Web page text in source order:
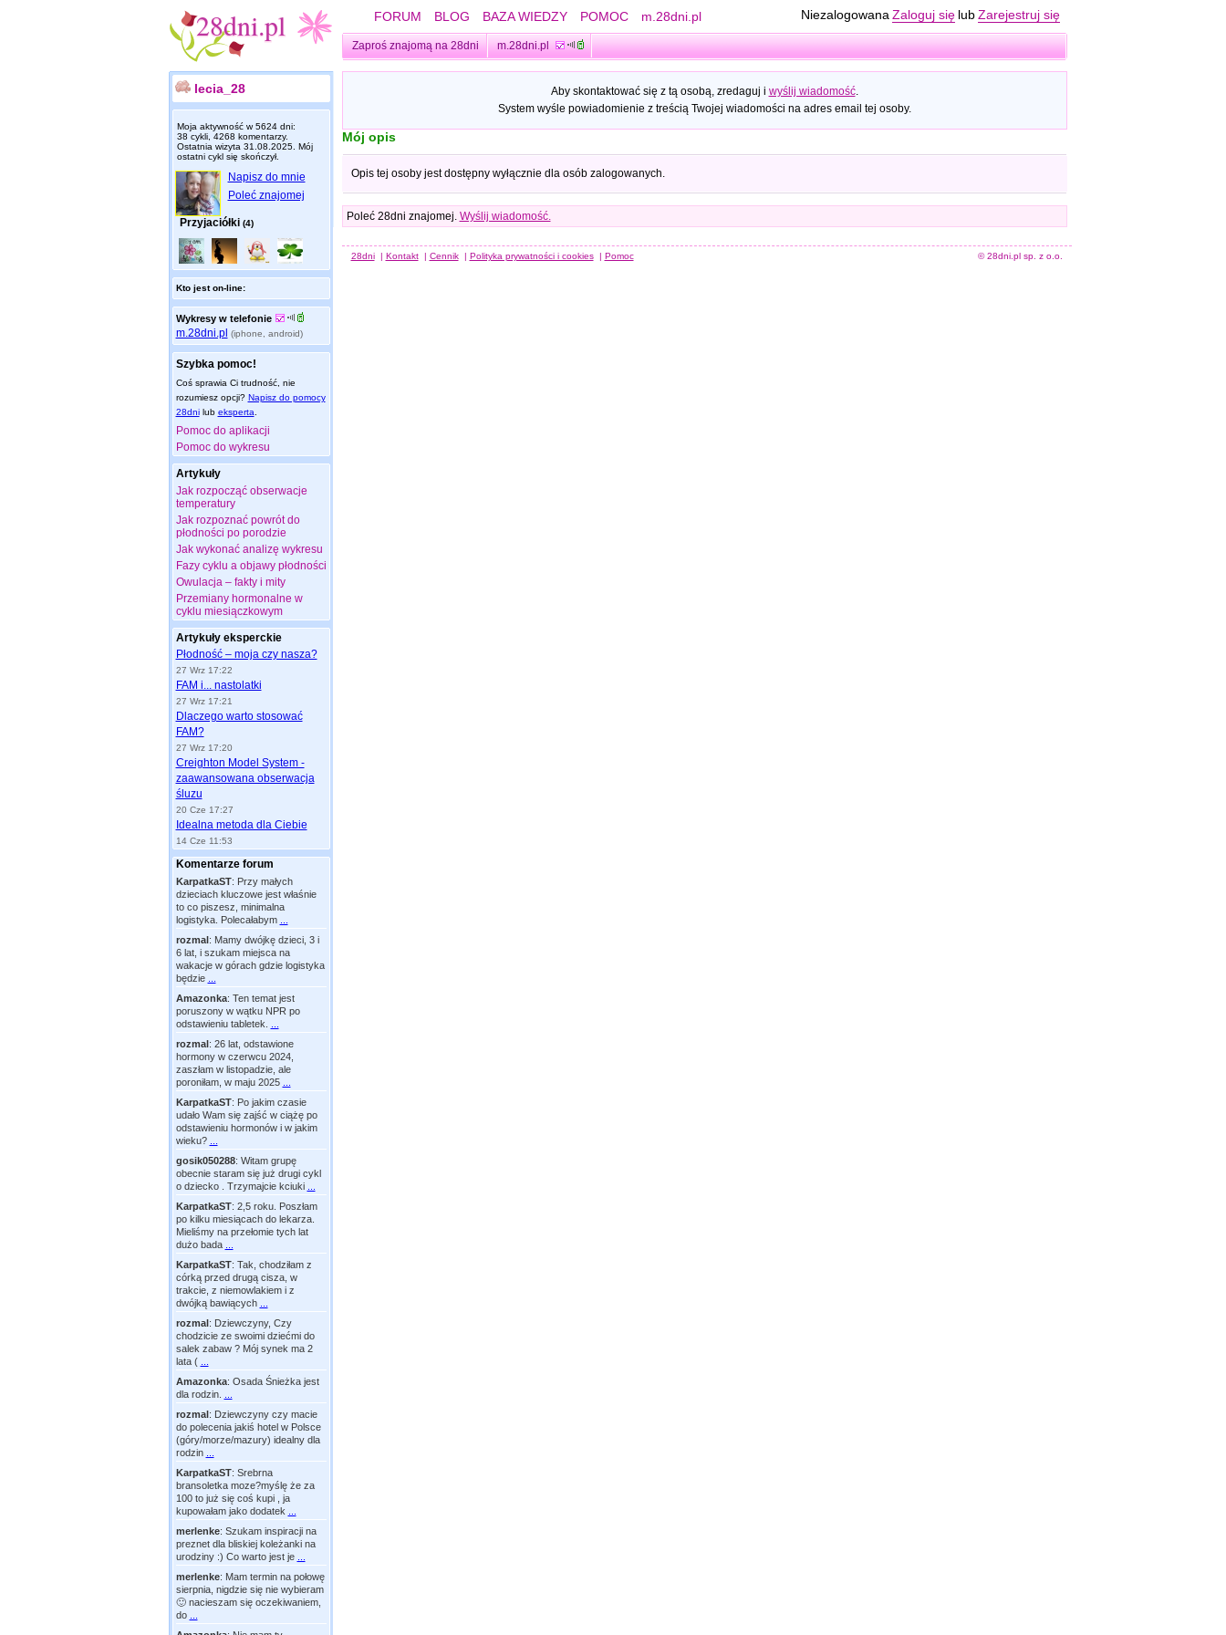
FORUM BLOG BAZA WIEDZY POMOC m.28dni.pl Niezalogowana Zaloguj się lub Zarejestruj się
Zaproś znajomą na 28dni m.28dni.pl
lecia_28
Moja aktywność w 5624 dni:
38 cykli, 4268 komentarzy.
Ostatnia wizyta 31.08.2025. Mój
ostatni cykl się skończył.
Napisz do mnie
Poleć znajomej
Przyjaciółki (4)
Kto jest on-line:
Wykresy w telefonie
m.28dni.pl (iphone, android)
Szybka pomoc!
Coś sprawia Ci trudność, nie
rozumiesz opcji? Napisz do pomocy
28dnilub eksperta
Pomoc do aplikacji
Pomoc do wykresu
Artykuły
Jak rozpocząć obserwacje
temperatury
Jak rozpoznać powrót do
płodności po porodzie
Jak wykonać analizę wykresu
Fazy cyklu a objawy płodności
Owulacja – fakty i mity
Przemiany hormonalne w
cyklu miesiączkowym
Artykuły eksperckie
Płodność – moja czy nasza?
27 Wrz 17:22
FAM i... nastolatki
27 Wrz 17:21
Dlaczego warto stosować
FAM?
27 Wrz 17:20
Creighton Model System -
zaawansowana obserwacja
śluzu
20 Cze 17:27
Idealna metoda dla Ciebie
14 Cze 11:53
Komentarze forum
KarpatkaST: Przy małych
dzieciach kluczowe jest właśnie
to co piszesz, minimalna
logistyka. Polecałabym
rozmal: Mamy dwójkę dzieci, 3 i
6 lat, i szukam miejsca na
wakacje w górach gdzie logistyka
będzie
Amazonka: Ten temat jest
poruszony w wątku NPR po
odstawieniu tabletek.
rozmal: 26 lat, odstawione
hormony w czerwcu 2024,
zaszłam w listopadzie, ale
poroniłam, w maju 2025
KarpatkaST: Po jakim czasie
udało Wam się zajść w ciążę po
odstawieniu hormonów i w jakim
wieku?
gosik050288: Witam grupę
obecnie staram się już drugi cykl
o dziecko . Trzymajcie kciuki
KarpatkaST: 2,5 roku. Poszłam
po kilku miesiącach do lekarza.
Mieliśmy na przełomie tych lat
dużo bada
KarpatkaST: Tak, chodziłam z
córką przed drugą cisza, w
trakcie, z niemowlakiem i z
dwójką bawiących
rozmal: Dziewczyny, Czy
chodzicie ze swoimi dziećmi do
salek zabaw ? Mój synek ma 2
lata (
Amazonka: Osada Śnieżka jest
dla rodzin.
rozmal: Dziewczyny czy macie
do polecenia jakiś hotel w Polsce
(góry/morze/mazury) idealny dla
rodzin
KarpatkaST: Srebrna
bransoletka moze?myślę że za
100 to już się coś kupi , ja
kupowałam jako dodatek
merlenke: Szukam inspiracji na
preznet dla bliskiej koleżanki na
urodziny :) Co warto jest je
merlenke: Mam termin na połowę
sierpnia, nigdzie się nie wybieram
🙂 nacieszam się oczekiwaniem,
do
Aby skontaktować się z tą osobą, zredaguj i wyślij wiadomość.
System wyśle powiadomienie z treścią Twojej wiadomości na adres email tej osoby.
Mój opis
Opis tej osoby jest dostępny wyłącznie dla osób zalogowanych.
Poleć 28dni znajomej. Wyślij wiadomość.
28dni | Kontakt | Cennik | Polityka prywatności i cookies | Pomoc © 28dni.pl sp. z o.o.